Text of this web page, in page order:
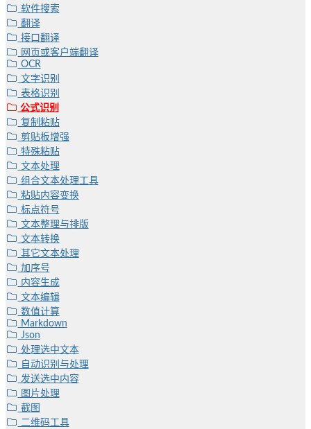
软件搜索
翻译
接口翻译
网页或客户端翻译
OCR
文字识别
表格识别
公式识别
复制粘贴
剪贴板增强
特殊粘贴
文本处理
组合文本处理工具
粘贴内容变换
标点符号
文本整理与排版
文本转换
其它文本处理
加序号
内容生成
文本编辑
数值计算
Markdown
Json
处理选中文本
自动识别与处理
发送选中内容
图片处理
截图
二维码工具